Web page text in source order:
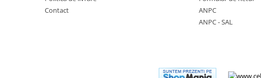
Contact
ANPC
ANPC - SAL